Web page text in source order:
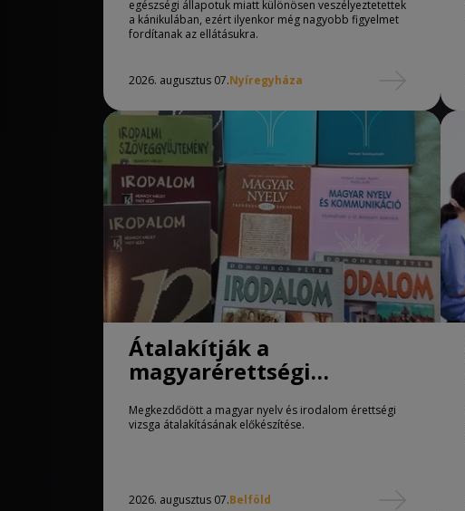
egészségi állapotuk miatt különösen veszélyeztetettek
a kánikulában, ezért ilyenkor még nagyobb figyelmet
fordítanak az ellátásukra.
2026. augusztus 07.Nyíregyháza
Átalakítják a
magyarérettségi
követelményeit
Megkezdődött a magyar nyelv és irodalom érettségi
vizsga átalakításának előkészítése.
2026. augusztus 07.Belföld